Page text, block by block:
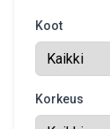
Koot
Korkeus